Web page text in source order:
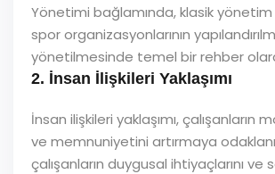
Yönetimi bağlamında, klasik yönetim
spor organizasyonlarının
yönetilmesinde temel bir rehber
2. İnsan İlişkileri Yaklaşımı
İnsan ilişkileri yaklaşımı, çalışanların
ve memnuniyetini artırmaya
çalışanların duygusal ihtiyaçlarını ve